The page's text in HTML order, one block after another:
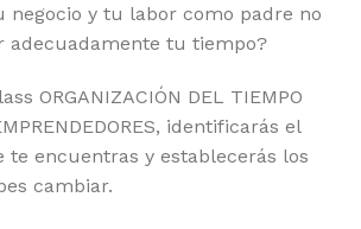
negocio y tu labor como padre no
adecuadamente tu tiempo?
ORGANIZACIÓN DEL TIEMPO
identificarás el
te encuentras y establecerás los
cambiar.